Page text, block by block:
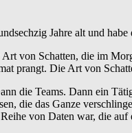
Jahre alt und
von Schatten, die im
prangt. Die Art von
die Teams. Dann ein
die das Ganze
von Daten war, die